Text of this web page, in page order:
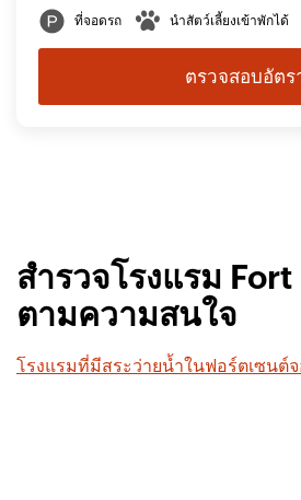
ที่จอดรถ นำสัตว์เลี้ยงเข้าพักได้
ตรวจสอบอัตร
สำรวจโรงแรม Fort
ตามความสนใจ
โรงแรมที่มีสระว่ายน้ำในฟอร์ตเซนต์